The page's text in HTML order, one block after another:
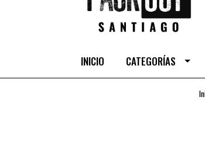
INICIO CATEGORÍAS